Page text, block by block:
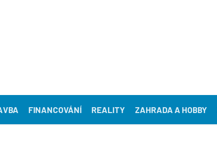
FINANCOVÁNÍ REALITY ZAHRADA A HOBBY